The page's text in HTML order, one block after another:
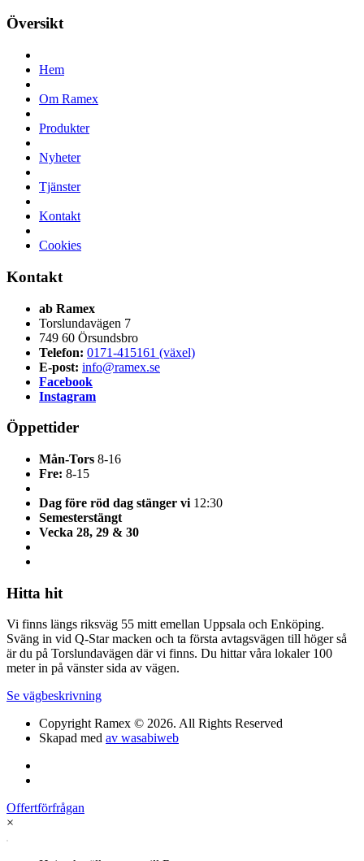
Översikt
Hem
Om Ramex
Produkter
Nyheter
Tjänster
Kontakt
Cookies
Kontakt
ab Ramex
Torslundavägen 7
749 60 Örsundsbro
Telefon: 0171-415161 (växel)
E-post: info@ramex.se
Facebook
Instagram
Öppettider
Mån-Tors 8-16
Fre: 8-15
Dag före röd dag stänger vi 12:30
Semesterstängt
Vecka 28, 29 & 30
Hitta hit
Vi finns längs riksväg 55 mitt emellan Uppsala och Enköping.
Sväng in vid Q-Star macken och ta första avtagsvägen till höger så
är du på Torslundavägen där vi finns. Du hittar våra lokaler 100
meter in på vänster sida av vägen.
Se vägbeskrivning
Copyright Ramex © 2026. All Rights Reserved
Skapad med av wasabiweb
Offertförfrågan
×